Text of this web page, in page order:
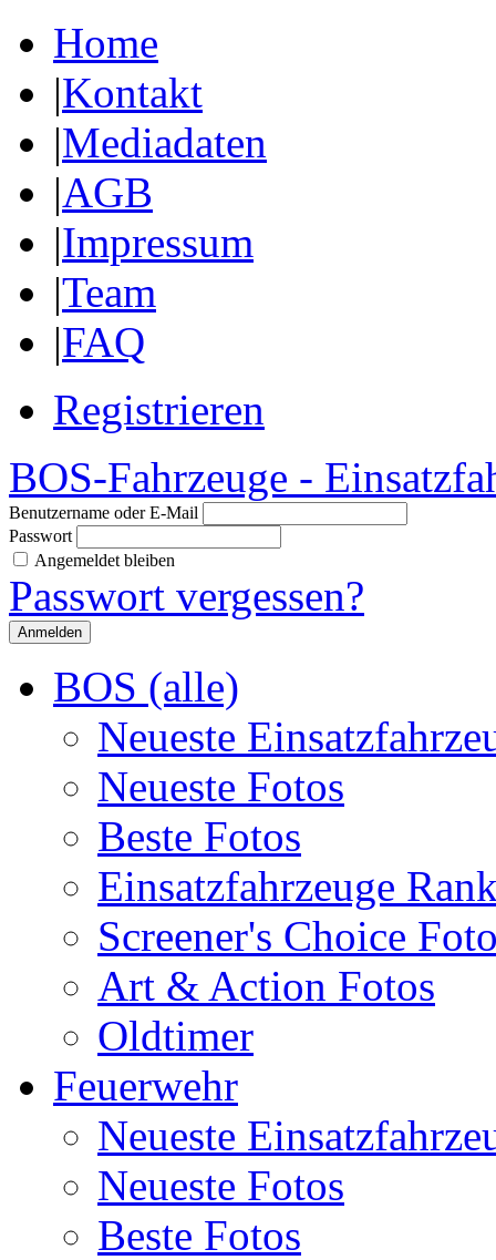
Home
|Kontakt
|Mediadaten
|AGB
|Impressum
|Team
|FAQ
Registrieren
BOS-Fahrzeuge -
Benutzername oder E-Mail
Passwort
Angemeldet bleiben
Passwort vergessen?
BOS (alle)
Neueste
Neueste Fotos
Beste Fotos
Einsatzfahrzeuge
Screener's Choice
Art & Action Fotos
Oldtimer
Feuerwehr
Neueste
Neueste Fotos
Beste Fotos